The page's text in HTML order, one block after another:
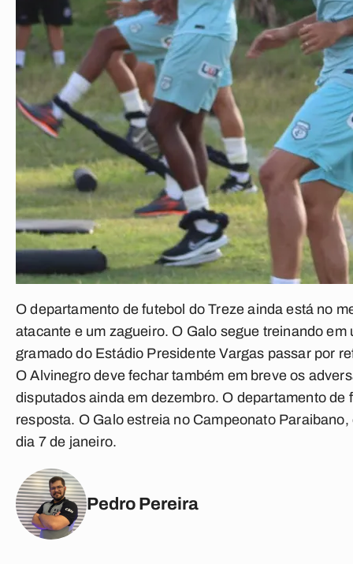
O departamento defutebol doTreze ainda está no
atacante e um zagueiro. O Galo segue treinando
gramado do Estádio Presidente Vargas passar por
O Alvinegro deve fechar também em breve os
disputados ainda em dezembro. O departamento de
resposta. O Galo estreia no Campeonato
dia 7 de janeiro.
Pedro Pereira